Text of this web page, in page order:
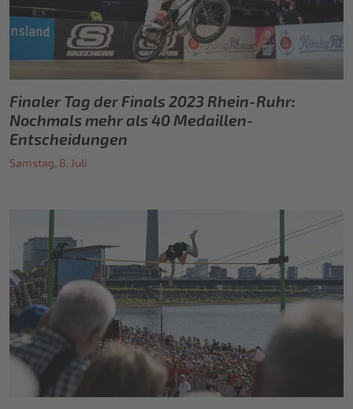
Finaler Tag der Finals 2023 Rhein-Ruhr:
Nochmals mehr als 40 Medaillen-
Entscheidungen
Samstag, 8. Juli